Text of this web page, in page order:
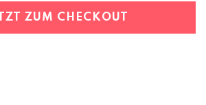
Dolomiten
ZUM CHECKOUT